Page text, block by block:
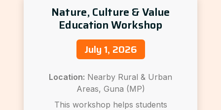
Nature, Culture & Value
Education Workshop
July 1, 2026
Location: Nearby Rural & Urban
Areas, Guna (MP)
This workshop helps students